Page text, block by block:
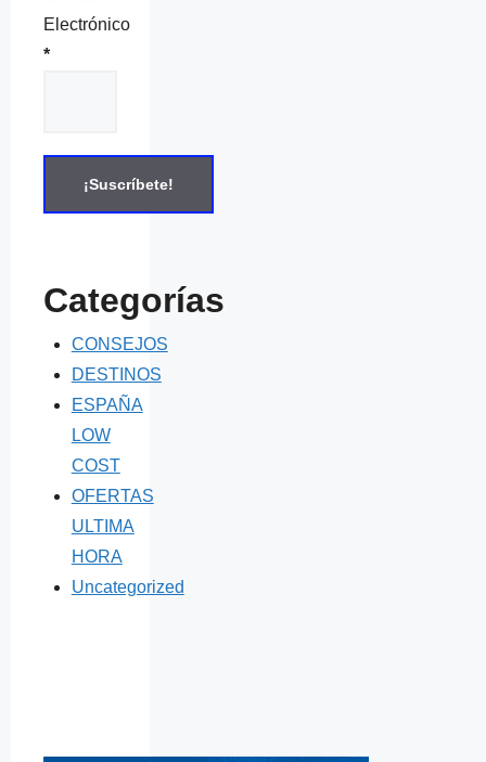
Electrónico
*
Categorías
CONSEJOS
DESTINOS
ESPAÑA
LOW
COST
OFERTAS
ULTIMA
HORA
Uncategorized